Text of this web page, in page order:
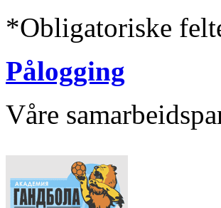
*Obligatoriske
Pålogging
Våre